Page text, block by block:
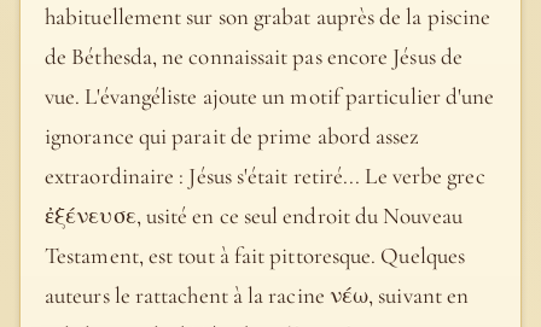
habituellement sur son grabat auprès de la piscine
de Béthesda, ne connaissait pas encore Jésus de
vue. L'évangéliste ajoute un motif particulier d'une
ignorance qui parait de prime abord assez
extraordinaire : Jésus s'était retiré... Le verbe grec
ἐξένευσε, usité en ce seul endroit du Nouveau
Testament, est tout à fait pittoresque. Quelques
auteurs le rattachent à la racine νέω, suivant en